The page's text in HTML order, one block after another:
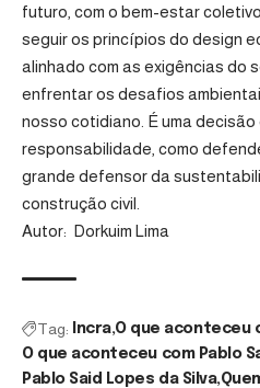
futuro, com o bem-estar
seguir os princípios do design
alinhado com as exigências do
enfrentar os desafios
nosso cotidiano. É uma decisão
responsabilidade, como
grande defensor da
construção civil.
Autor: Dorkuim Lima
Tag: Incra O que aconteceu
O que aconteceu com Pablo
Pablo Said Lopes da Silva